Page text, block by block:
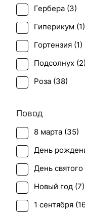
Гербера (3)
Гиперикум (1)
Гортензия (1)
Подсолнух (2)
Роза (38)
Статица (
Хризантема (
Эустома (1)
Повод
8 марта (35)
День
День
Новый год (7)
1 сентября (